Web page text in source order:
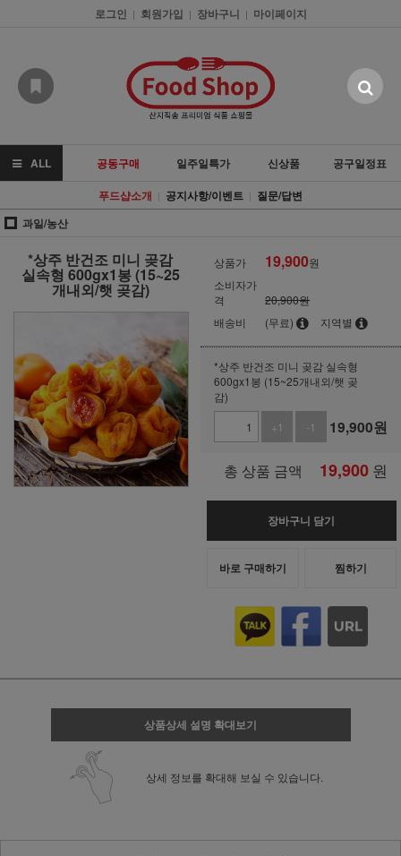
로그인 | 회원가입 | 장바구니 | 마이페이지
ALL 공동구매 일주일특가 신상품
공구일정표
푸드샵소개 | 공지사항/이벤트 | 질문/답변
과일/농산
*상주 반건조 미니 곶감
실속형 600gx1봉 (15~25
개내외/햇 곶감)
상품가 19,900원
소비자가
격
20,900원
배송비
(무료) 지역별
*상주 반건조 미니 곶감 실속형
600gx1봉 (15~25개내외/햇 곶
감)
+1
-1 19,900원
총 상품 금액 19,900 원
장바구니 담기
바로 구매하기 찜하기
상품상세 설명 확대보기
상세 정보를 확대해 보실 수 있습니다.